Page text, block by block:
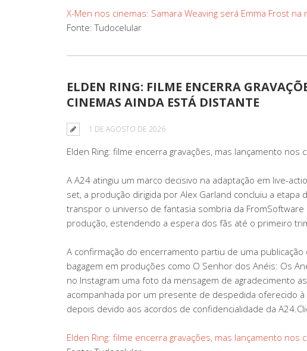
X-Men nos cinemas: Samara Weaving será Emma Frost na
Fonte: Tudocelular
ELDEN RING: FILME ENCERRA
CINEMAS AINDA ESTÁ DISTANTE
1 DE AGOSTO DE 2026
Elden Ring: filme encerra gravações, mas lançamento nos
A A24 atingiu um marco decisivo na adaptação em live-
set, a produção dirigida por Alex Garland concluiu a etapa
transpor o universo de fantasia sombria da
produção, estendendo a espera dos fãs até o primeiro
A confirmação do encerramento partiu de uma
bagagem em produções como O Senhor dos Anéis: Os
no Instagram uma foto da mensagem de agradecimento
acompanhada por um presente de despedida oferecido
depois devido aos acordos de confidencialidade da
Elden Ring: filme encerra gravações, mas lançamento nos